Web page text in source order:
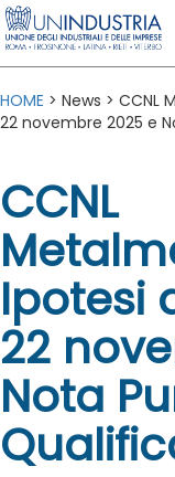
HOME > News >
22 novembre 2025 e
CCNL
Ipotesi
22
Nota